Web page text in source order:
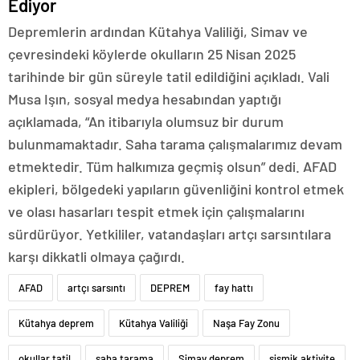
Ediyor
Depremlerin ardından Kütahya Valiliği, Simav ve
çevresindeki köylerde okulların 25 Nisan 2025
tarihinde bir gün süreyle tatil edildiğini açıkladı. Vali
Musa Işın, sosyal medya hesabından yaptığı
açıklamada, “An itibarıyla olumsuz bir durum
bulunmamaktadır. Saha tarama çalışmalarımız devam
etmektedir. Tüm halkımıza geçmiş olsun” dedi. AFAD
ekipleri, bölgedeki yapıların güvenliğini kontrol etmek
ve olası hasarları tespit etmek için çalışmalarını
sürdürüyor. Yetkililer, vatandaşları artçı sarsıntılara
karşı dikkatli olmaya çağırdı.
AFAD artçı sarsıntı DEPREM fay hattı
Kütahya deprem Kütahya Valiliği Naşa Fay Zonu